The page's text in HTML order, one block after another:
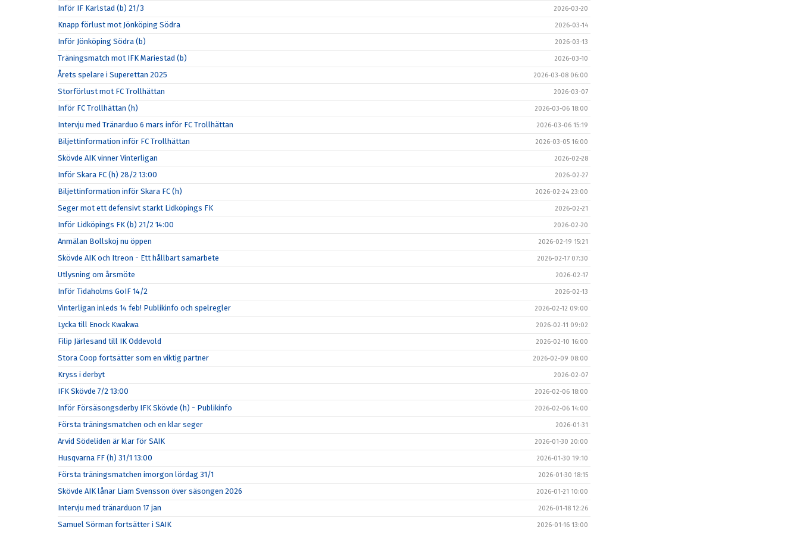
Inför IF Karlstad (b) 21/3 2026-03-20
Knapp förlust mot Jönköping Södra 2026-03-14
Inför Jönköping Södra (b) 2026-03-13
Träningsmatch mot IFK Mariestad (b) 2026-03-10
Årets spelare i Superettan 2025 2026-03-08 06:00
Storförlust mot FC Trollhättan 2026-03-07
Inför FC Trollhättan (h) 2026-03-06 18:00
Intervju med Tränarduo 6 mars inför FC Trollhättan 2026-03-06 15:19
Biljettinformation inför FC Trollhättan 2026-03-05 16:00
Skövde AIK vinner Vinterligan 2026-02-28
Inför Skara FC (h) 28/2 13:00 2026-02-27
Biljettinformation inför Skara FC (h) 2026-02-24 23:00
Seger mot ett defensivt starkt Lidköpings FK 2026-02-21
Inför Lidköpings FK (b) 21/2 14:00 2026-02-20
Anmälan Bollskoj nu öppen 2026-02-19 15:21
Skövde AIK och Itreon - Ett hållbart samarbete 2026-02-17 07:30
Utlysning om årsmöte 2026-02-17
Inför Tidaholms GoIF 14/2 2026-02-13
Vinterligan inleds 14 feb! Publikinfo och spelregler 2026-02-12 09:00
Lycka till Enock Kwakwa 2026-02-11 09:02
Filip Järlesand till IK Oddevold 2026-02-10 16:00
Stora Coop fortsätter som en viktig partner 2026-02-09 08:00
Kryss i derbyt 2026-02-07
IFK Skövde 7/2 13:00 2026-02-06 18:00
Inför Försäsongsderby IFK Skövde (h) - Publikinfo 2026-02-06 14:00
Första träningsmatchen och en klar seger 2026-01-31
Arvid Södeliden är klar för SAIK 2026-01-30 20:00
Husqvarna FF (h) 31/1 13:00 2026-01-30 19:10
Första träningsmatchen imorgon lördag 31/1 2026-01-30 18:15
Skövde AIK lånar Liam Svensson över säsongen 2026 2026-01-21 10:00
Intervju med tränarduon 17 jan 2026-01-18 12:26
Samuel Sörman fortsätter i SAIK 2026-01-16 13:00